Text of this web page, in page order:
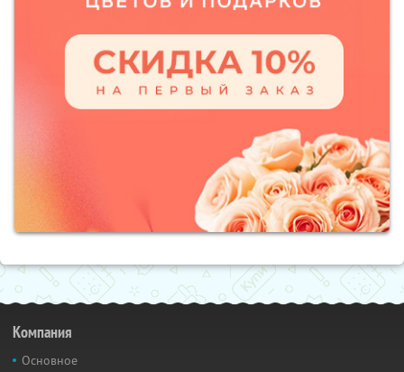
Компания
Основное